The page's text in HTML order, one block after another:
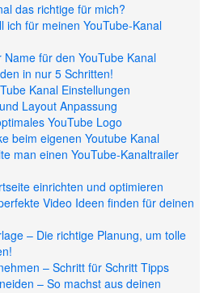
das richtige für mich?
ich für meinen YouTube-Kanal
für den YouTube Kanal
in nur 5 Schritten!
Kanal Einstellungen
Layout Anpassung
YouTube Logo
beim eigenen Youtube Kanal
man einen YouTube-Kanaltrailer
einrichten und optimieren
Video Ideen finden für deinen
– Die richtige Planung, um tolle
– Schritt für Schritt Tipps
– So machst aus deinen